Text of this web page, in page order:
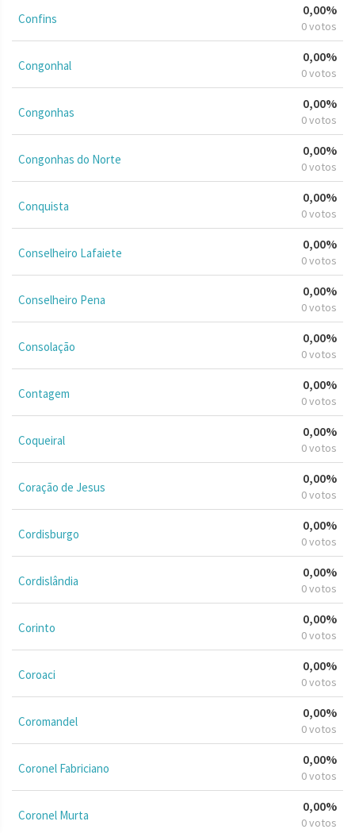
Confins
0,00%
0 votos
Congonhal
0,00%
0 votos
Congonhas
0,00%
0 votos
Congonhas do Norte
0,00%
0 votos
Conquista
0,00%
0 votos
Conselheiro Lafaiete
0,00%
0 votos
Conselheiro Pena
0,00%
0 votos
Consolação
0,00%
0 votos
Contagem
0,00%
0 votos
Coqueiral
0,00%
0 votos
Coração de Jesus
0,00%
0 votos
Cordisburgo
0,00%
0 votos
Cordislândia
0,00%
0 votos
Corinto
0,00%
0 votos
Coroaci
0,00%
0 votos
Coromandel
0,00%
0 votos
Coronel Fabriciano
0,00%
0 votos
Coronel Murta
0,00%
0 votos